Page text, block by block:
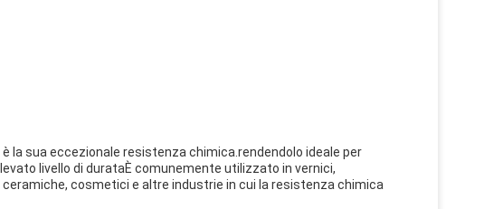
la sua eccezionale resistenza chimica.rendendolo ideale per
livello di durataÈ comunemente utilizzato in vernici,
cosmetici e altre industrie in cui la resistenza chimica